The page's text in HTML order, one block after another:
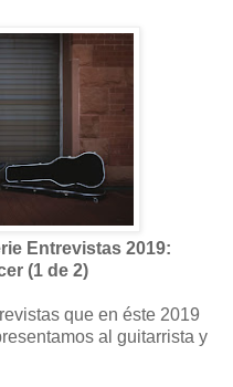
Entrevistas 2019:
(1 de 2)
que en éste 2019
al guitarrista y